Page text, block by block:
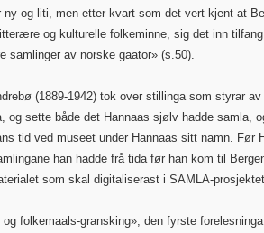
ny og liti, men etter kvart som det vert kjent at
og kulturelle folkeminne, sig det inn
samlinger av norske gaator» (s.50).
(1889-1942) tok over stillinga som styrar
og sette både det Hannaas sjølv hadde samla,
tid ved museet under Hannaas sitt namn. Før
han hadde frå tida før han kom til
som skal digitaliserast i SAMLA-
og folkemaals-gransking», den fyrste